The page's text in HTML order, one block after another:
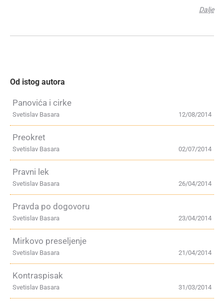
Dalje
Od istog autora
Panovića i cirke
12/08/2014
Svetislav Basara
Preokret
02/07/2014
Svetislav Basara
Pravni lek
26/04/2014
Svetislav Basara
Pravda po dogovoru
23/04/2014
Svetislav Basara
Mirkovo preseljenje
21/04/2014
Svetislav Basara
Kontraspisak
31/03/2014
Svetislav Basara